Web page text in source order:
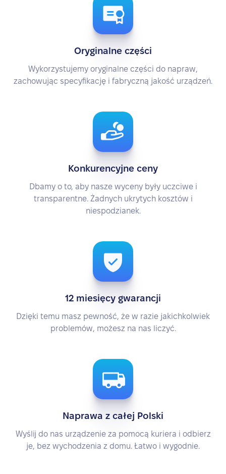
Oryginalne części
Wykorzystujemy oryginalne części do napraw,
zachowując specyfikację i fabryczną jakość urządzeń.
Konkurencyjne ceny
Dbamy o to, aby nasze wyceny były uczciwe i
transparentne. Żadnych ukrytych kosztów i
niespodzianek.
12 miesięcy gwarancji
Dzięki temu masz pewność, że w razie jakichkolwiek
problemów, możesz na nas liczyć.
Naprawa z całej Polski
Wyślij do nas urządzenie za pomocą kuriera i odbierz
je, bez wychodzenia z domu. Łatwo i wygodnie.